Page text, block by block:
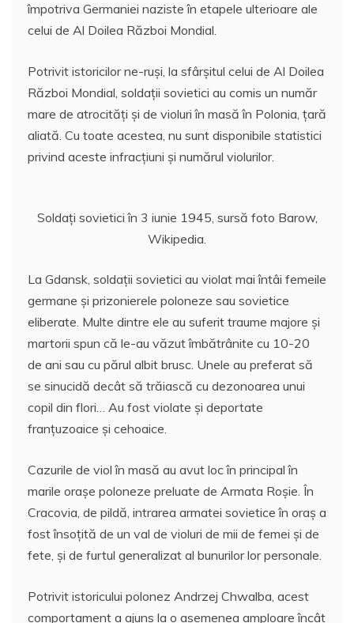
împotriva Germaniei naziste în etapele ulterioare ale
celui de Al Doilea Război Mondial.
Potrivit istoricilor ne-ruși, la sfârșitul celui de Al Doilea
Război Mondial, soldații sovietici au comis un număr
mare de atrocități și de violuri în masă în Polonia, țară
aliată. Cu toate acestea, nu sunt disponibile statistici
privind aceste infracțiuni și numărul violurilor.
Soldați sovietici în 3 iunie 1945, sursă foto Barow,
Wikipedia.
La Gdansk, soldații sovietici au violat mai întâi femeile
germane și prizonierele poloneze sau sovietice
eliberate. Multe dintre ele au suferit traume majore și
martorii spun că le-au văzut îmbătrânite cu 10-20
de ani sau cu părul albit brusc. Unele au preferat să
se sinucidă decât să trăiască cu dezonoarea unui
copil din flori… Au fost violate și deportate
franțuzoaice și cehoaice.
Cazurile de viol în masă au avut loc în principal în
marile orașe poloneze preluate de Armata Roșie. În
Cracovia, de pildă, intrarea armatei sovietice în oraș a
fost însoțită de un val de violuri de mii de femei și de
fete, și de furtul generalizat al bunurilor lor personale.
Potrivit istoricului polonez Andrzej Chwalba, acest
comportament a ajuns la o asemenea amploare încât